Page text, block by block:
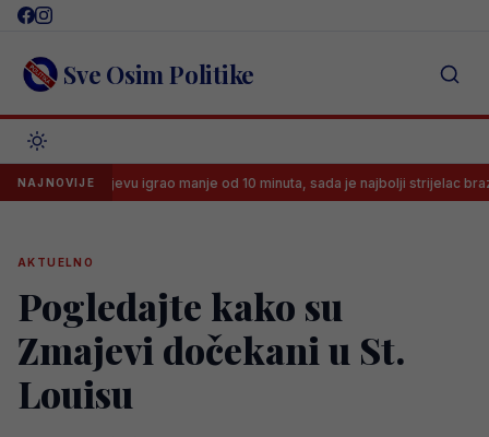
Skip
content Sve Osim Politike
NAJNOVIJE
Sarajevu igrao manje od 10 minuta, sada je najbolji strijelac brazilske lige
AKTUELNO
Pogledajte kako su
Zmajevi dočekani u St.
Louisu